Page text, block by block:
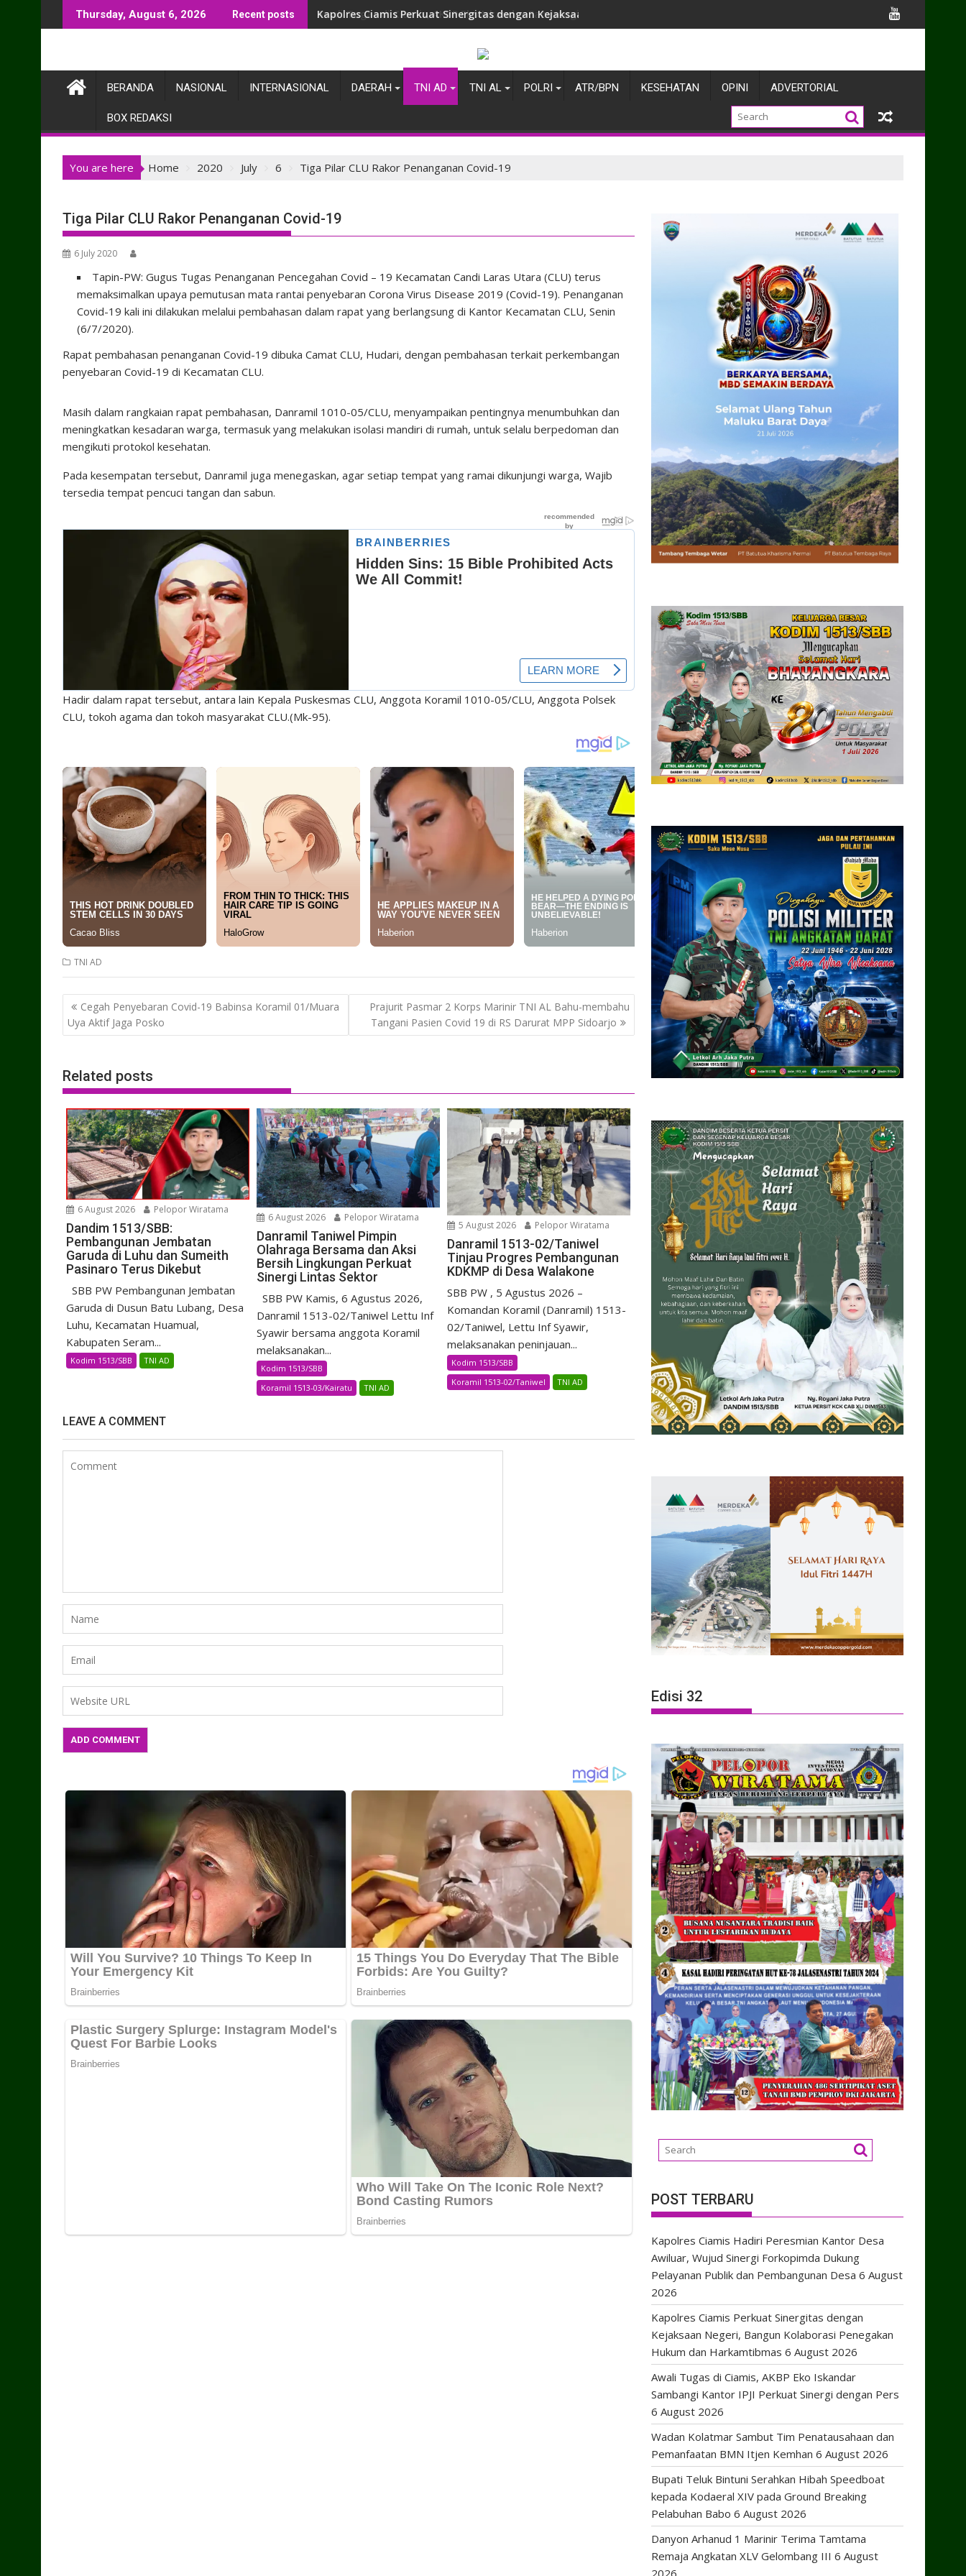
to
Thursday, August 6, 2026 Recent posts Awali Tugas di Ciamis, AKBP Eko Iskandar Sambangi Kantor IPJI Perkuat Sinergi dengan Pers
BERANDA NASIONAL INTERNASIONAL DAERAH TNI AD TNI AL POLRI ATR/BPN KESEHATAN OPINI ADVERTORIAL
BOX REDAKSI
You are here Home 2020 July 6 Tiga Pilar CLU Rakor Penanganan Covid-19
Tiga Pilar CLU Rakor Penanganan Covid-19
6 July 2020
Tapin-PW: Gugus Tugas Penanganan Pencegahan Covid – 19 Kecamatan Candi Laras Utara (CLU) terus
memaksimalkan upaya pemutusan mata rantai penyebaran Corona Virus Disease 2019 (Covid-19). Penanganan
Covid-19 kali ini dilakukan melalui pembahasan dalam rapat yang berlangsung di Kantor Kecamatan CLU, Senin
(6/7/2020).
Rapat pembahasan penanganan Covid-19 dibuka Camat CLU, Hudari, dengan pembahasan terkait perkembangan
penyebaran Covid-19 di Kecamatan CLU.
Masih dalam rangkaian rapat pembahasan, Danramil 1010-05/CLU, menyampaikan pentingnya menumbuhkan dan
meningkatkan kesadaran warga, termasuk yang melakukan isolasi mandiri di rumah, untuk selalu berpedoman dan
mengikuti protokol kesehatan.
Pada kesempatan tersebut, Danramil juga menegaskan, agar setiap tempat yang ramai dikunjungi warga, Wajib
tersedia tempat pencuci tangan dan sabun.
Hadir dalam rapat tersebut, antara lain Kepala Puskesmas CLU, Anggota Koramil 1010-05/CLU, Anggota Polsek
CLU, tokoh agama dan tokoh masyarakat CLU.(Mk-95).
TNI AD
Post
navigation
Cegah Penyebaran Covid-19 Babinsa Koramil 01/Muara
Uya Aktif Jaga Posko
Prajurit Pasmar 2 Korps Marinir TNI AL Bahu-membahu
Tangani Pasien Covid 19 di RS Darurat MPP Sidoarjo
Related posts
6 August 2026 Pelopor Wiratama
Dandim 1513/SBB:
Pembangunan Jembatan
Garuda di Luhu dan Sumeith
Pasinaro Terus Dikebut
SBB PW Pembangunan Jembatan
Garuda di Dusun Batu Lubang, Desa
Luhu, Kecamatan Huamual,
Kabupaten Seram...
Kodim 1513/SBB TNI AD
6 August 2026 Pelopor Wiratama
Danramil Taniwel Pimpin
Olahraga Bersama dan Aksi
Bersih Lingkungan Perkuat
Sinergi Lintas Sektor
SBB PW Kamis, 6 Agustus 2026,
Danramil 1513-02/Taniwel Lettu Inf
Syawir bersama anggota Koramil
melaksanakan...
Kodim 1513/SBB
Koramil 1513-03/Kairatu
TNI AD
5 August 2026 Pelopor Wiratama
Danramil 1513-02/Taniwel
Tinjau Progres Pembangunan
KDKMP di Desa Walakone
SBB PW , 5 Agustus 2026 –
Komandan Koramil (Danramil) 1513-
02/Taniwel, Lettu Inf Syawir,
melaksanakan peninjauan...
Kodim 1513/SBB
Koramil 1513-02/Taniwel
TNI AD
LEAVE A COMMENT
Edisi 32
POST TERBARU
Kapolres Ciamis Hadiri Peresmian Kantor Desa
Awiluar, Wujud Sinergi Forkopimda Dukung
Pelayanan Publik dan Pembangunan Desa 6 August
2026
Kapolres Ciamis Perkuat Sinergitas dengan
Kejaksaan Negeri, Bangun Kolaborasi Penegakan
Hukum dan Harkamtibmas 6 August 2026
Awali Tugas di Ciamis, AKBP Eko Iskandar
Sambangi Kantor IPJI Perkuat Sinergi dengan Pers
6 August 2026
Wadan Kolatmar Sambut Tim Penatausahaan dan
Pemanfaatan BMN Itjen Kemhan 6 August 2026
Bupati Teluk Bintuni Serahkan Hibah Speedboat
kepada Kodaeral XIV pada Ground Breaking
Pelabuhan Babo 6 August 2026
Danyon Arhanud 1 Marinir Terima Tamtama
Remaja Angkatan XLV Gelombang III 6 August
2026